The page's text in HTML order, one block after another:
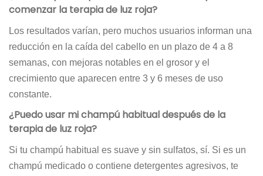
comenzar la terapia de luz roja?
Los resultados varían, pero muchos usuarios informan una
reducción en la caída del cabello en un plazo de 4 a 8
semanas, con mejoras notables en el grosor y el
crecimiento que aparecen entre 3 y 6 meses de uso
constante.
¿Puedo usar mi champú habitual después de la
terapia de luz roja?
Si tu champú habitual es suave y sin sulfatos, sí. Si es un
champú medicado o contiene detergentes agresivos, te